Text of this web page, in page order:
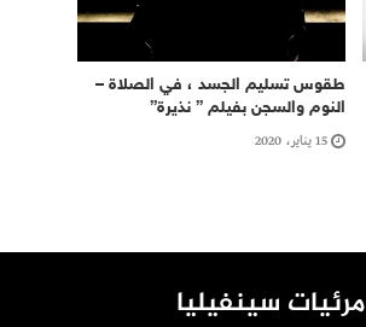
طقوس تسليم الجسد ، في الصلاة –
النوم والسجن بفيلم ” نذيرة”
15 يناير، 2020
مرئيات سينفيليا